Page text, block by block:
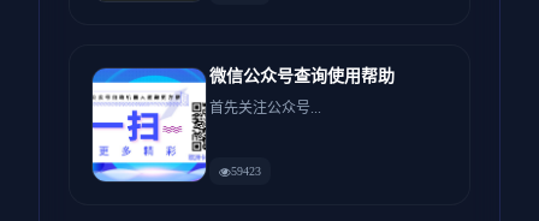
微信公众号查询使用帮助
首先关注公众号...
59423